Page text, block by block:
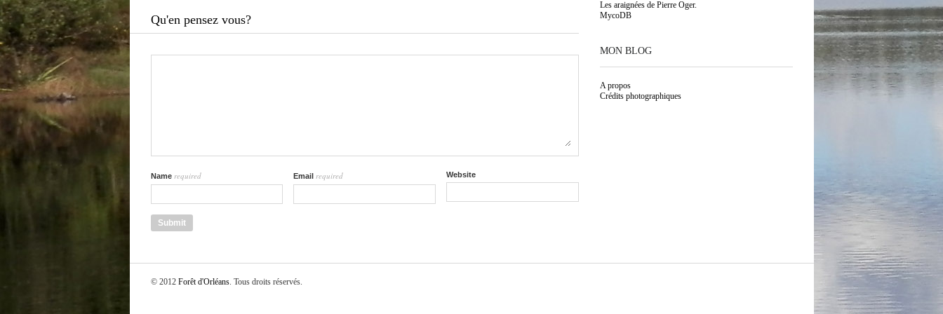
Qu'en pensez vous?
Name required Email required Website
Les araignées de Pierre Oger.
MycoDB
MON BLOG
A propos
Crédits photographiques
© 2012 Forêt d'Orléans. Tous droits réservés.